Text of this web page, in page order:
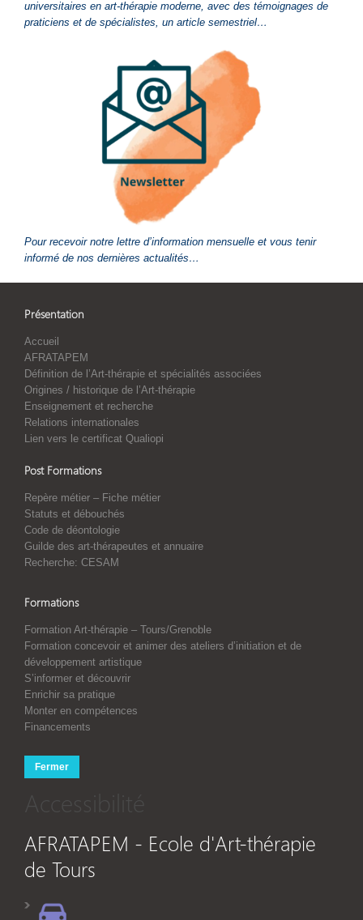
universitaires en art-thérapie moderne, avec des témoignages de
praticiens et de spécialistes, un article semestriel…
Pour recevoir notre lettre d’information mensuelle et vous tenir
informé de nos dernières actualités…
Présentation
Accueil
AFRATAPEM
Définition de l’Art-thérapie et spécialités associées
Origines / historique de l’Art-thérapie
Enseignement et recherche
Relations internationales
Lien vers le certificat Qualiopi
Post Formations
Repère métier – Fiche métier
Statuts et débouchés
Code de déontologie
Guilde des art-thérapeutes et annuaire
Recherche: CESAM
Formations
Formation Art-thérapie – Tours/Grenoble
Formation concevoir et animer des ateliers d’initiation et de
développement artistique
S’informer et découvrir
Enrichir sa pratique
Monter en compétences
Financements
Fermer
Accessibilité
AFRATAPEM - Ecole d'Art-thérapie
de Tours